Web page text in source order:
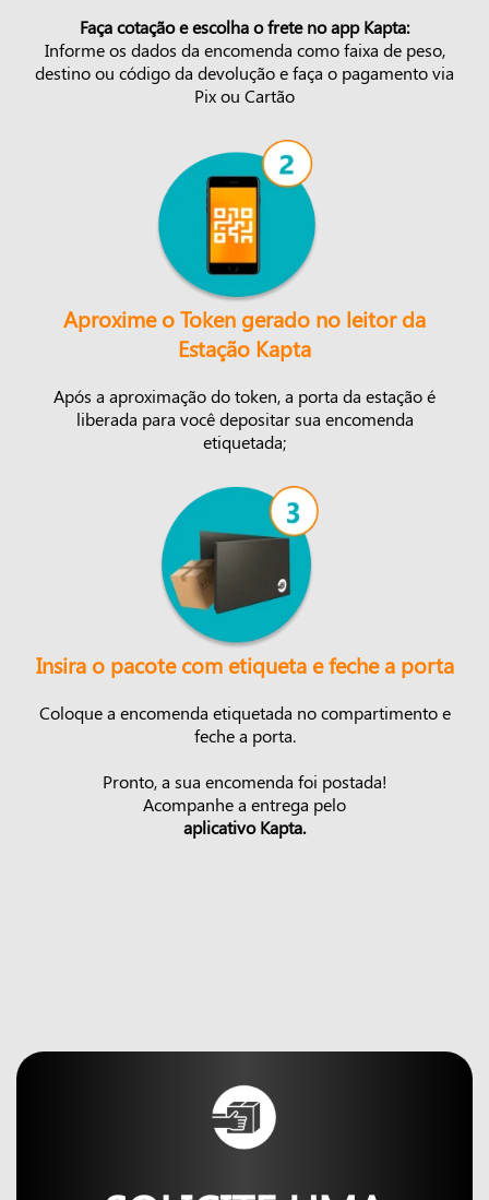
Faça cotação e escolha o frete no app Kapta:
Informe os dados da encomenda como faixa de peso,
destino ou código da devolução e faça o pagamento via
Pix ou Cartão
Aproxime o Token gerado no leitor da
Estação Kapta
Após a aproximação do token, a porta da estação é
liberada para você depositar sua encomenda
etiquetada;
Insira o pacote com etiqueta e feche a porta
Coloque a encomenda etiquetada no compartimento e
feche a porta.
Pronto, a sua encomenda foi postada!
Acompanhe a entrega pelo
aplicativo Kapta.